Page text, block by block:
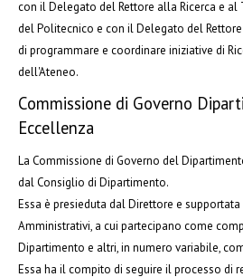
con il Delegato del Rettore alla Ricerca e
del Politecnico e con il Delegato del
di programmare e coordinare iniziative di
dell'Ateneo.
Commissione di Governo
Eccellenza
La Commissione di Governo del
dal Consiglio di Dipartimento.
Essa è presieduta dal Direttore e
Amministrativi, a cui partecipano come
Dipartimento e altri, in numero variabile,
Essa ha il compito di seguire il processo di